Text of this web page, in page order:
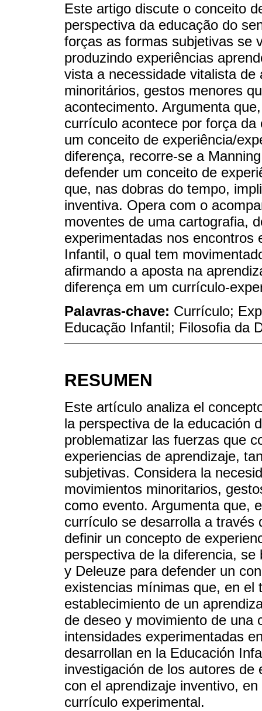
Este artigo discute o conceito
perspectiva da educação do
forças as formas subjetivas se
produzindo experiências
vista a necessidade vitalista
minoritários, gestos menores
acontecimento. Argumenta
currículo acontece por força
um conceito de experiência/
diferença, recorre-se a
defender um conceito de
que, nas dobras do tempo,
inventiva. Opera com o
moventes de uma cartografia,
experimentadas nos encontros
Infantil, o qual tem
afirmando a aposta na
diferença em um currículo-
Palavras-chave: Currículo;
Educação Infantil; Filosofia da
RESUMEN
Este artículo analiza el
la perspectiva de la educación
problematizar las fuerzas que
experiencias de aprendizaje,
subjetivas. Considera la
movimientos minoritarios,
como evento. Argumenta que,
currículo se desarrolla a través
definir un concepto de
perspectiva de la diferencia,
y Deleuze para defender un
existencias mínimas que, en el
establecimiento de un
de deseo y movimiento de una
intensidades experimentadas
desarrollan en la Educación
investigación de los autores
con el aprendizaje inventivo,
currículo experimental.